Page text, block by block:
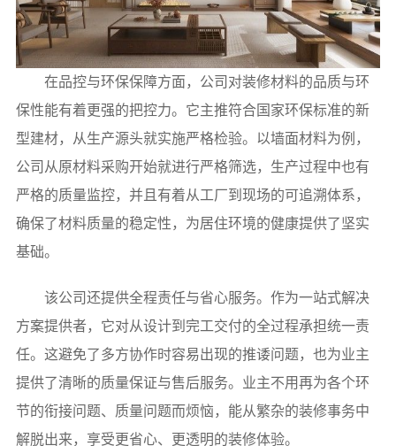
在品控与环保保障方面，公司对装修材料的品质与环
保性能有着更强的把控力。它主推符合国家环保标准的新
型建材，从生产源头就实施严格检验。以墙面材料为例，
公司从原材料采购开始就进行严格筛选，生产过程中也有
严格的质量监控，并且有着从工厂到现场的可追溯体系，
确保了材料质量的稳定性，为居住环境的健康提供了坚实
基础。
该公司还提供全程责任与省心服务。作为一站式解决
方案提供者，它对从设计到完工交付的全过程承担统一责
任。这避免了多方协作时容易出现的推诿问题，也为业主
提供了清晰的质量保证与售后服务。业主不用再为各个环
节的衔接问题、质量问题而烦恼，能从繁杂的装修事务中
解脱出来，享受更省心、更透明的装修体验。